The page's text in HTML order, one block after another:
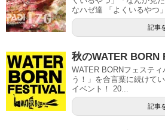
なハゼ達 「よくいるやつ
記事
秋のWATER BORN
WATER BORNフェステ
う！」を合言葉に続けて
イベント！ 20...
記事